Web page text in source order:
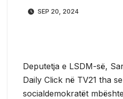
SEP 20, 2024
Deputetja e LSDM-së,
Daily Click në TV21 tha
socialdemokratët